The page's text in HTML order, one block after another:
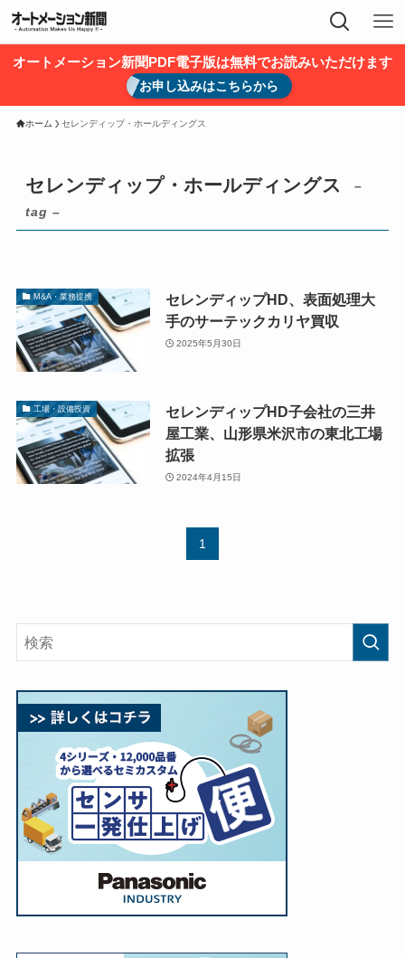
オートメーション新聞PDF電子版は無料でお読みいただけます
お申し込みはこちらから
ホーム セレンディップ・ホールディングス
セレンディップ・ホールディングス
–
tag –
M&A・業務提携
セレンディップHD、表面処理大
手のサーテックカリヤ買収
2025年5月30日
工場・設備投資
セレンディップHD子会社の三井
屋工業、山形県米沢市の東北工場
拡張
2024年4月15日
1